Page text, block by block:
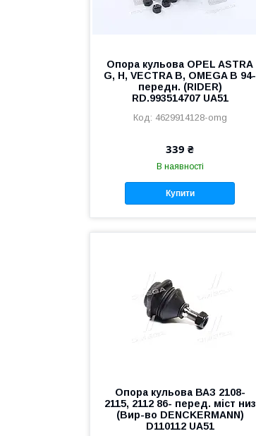
Опора кульова OPEL ASTRA
G, H, VECTRA B, OMEGA B 94-
передн. (RIDER)
RD.993514707 UA51
4629914128-omg
339 ₴
В наявності
Купити
Опора кульова ВАЗ 2108-
2115, 2112 86- перед. міст низ
(Вир-во DENCKERMANN)
D110112 UA51